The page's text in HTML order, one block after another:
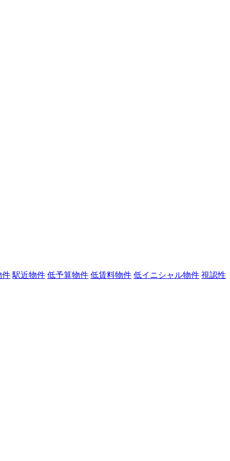
件 駅近物件 低予算物件 低賃料物件 低イニシャル物件 視認性